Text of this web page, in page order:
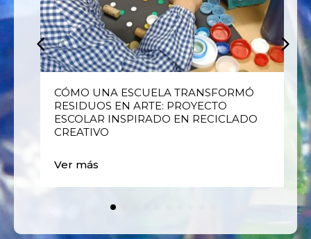
CÓMO UNA ESCUELA TRANSFORMÓ
RESIDUOS EN ARTE: PROYECTO
ESCOLAR INSPIRADO EN RECICLADO
CREATIVO
Ver más